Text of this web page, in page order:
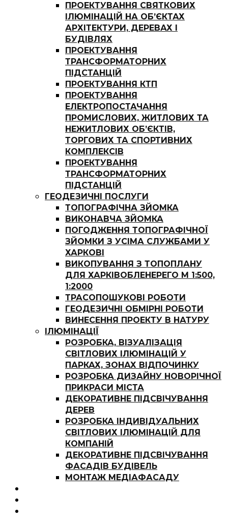
ПРОЕКТУВАННЯ СВЯТКОВИХ
ІЛЮМІНАЦІЙ НА ОБ’ЄКТАХ
АРХІТЕКТУРИ, ДЕРЕВАХ І
БУДІВЛЯХ
ПРОЕКТУВАННЯ
ТРАНСФОРМАТОРНИХ
ПІДСТАНЦІЙ
ПРОЕКТУВАННЯ КТП
ПРОЕКТУВАННЯ
ЕЛЕКТРОПОСТАЧАННЯ
ПРОМИСЛОВИХ, ЖИТЛОВИХ ТА
НЕЖИТЛОВИХ ОБ’ЄКТІВ,
ТОРГОВИХ ТА СПОРТИВНИХ
КОМПЛЕКСІВ
ПРОЕКТУВАННЯ
ТРАНСФОРМАТОРНИХ
ПІДСТАНЦІЙ
ГЕОДЕЗИЧНІ ПОСЛУГИ
ТОПОГРАФІЧНА ЗЙОМКА
ВИКОНАВЧА ЗЙОМКА
ПОГОДЖЕННЯ ТОПОГРАФІЧНОЇ
ЗЙОМКИ З УСІМА СЛУЖБАМИ У
ХАРКОВІ
ВИКОПУВАННЯ З ТОПОПЛАНУ
ДЛЯ ХАРКІВОБЛЕНЕРЕГО М 1:500,
1:2000
ТРАСОПОШУКОВІ РОБОТИ
ГЕОДЕЗИЧНІ ОБМІРНІ РОБОТИ
ВИНЕСЕННЯ ПРОЕКТУ В НАТУРУ
ІЛЮМІНАЦІЇ
РОЗРОБКА, ВІЗУАЛІЗАЦІЯ
СВІТЛОВИХ ІЛЮМІНАЦІЙ У
ПАРКАХ, ЗОНАХ ВІДПОЧИНКУ
РОЗРОБКА ДИЗАЙНУ НОВОРІЧНОЇ
ПРИКРАСИ МІСТА
ДЕКОРАТИВНЕ ПІДСВІЧУВАННЯ
ДЕРЕВ
РОЗРОБКА ІНДИВІДУАЛЬНИХ
СВІТЛОВИХ ІЛЮМІНАЦІЙ ДЛЯ
КОМПАНІЙ
ДЕКОРАТИВНЕ ПІДСВІЧУВАННЯ
ФАСАДІВ БУДІВЕЛЬ
МОНТАЖ МЕДІАФАСАДУ